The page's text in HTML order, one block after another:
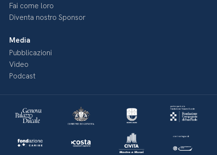
Fai come loro
Diventa nostro Sponsor
Media
Pubblicazioni
Video
Podcast